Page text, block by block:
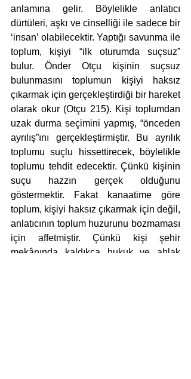
anlamına gelir. Böylelikle anlatıcı
dürtüleri, aşkı ve cinselliği ile sadece bir
‘insan’ olabilecektir. Yaptığı savunma ile
toplum, kişiyi “ilk oturumda suçsuz”
bulur. Önder Otçu kişinin suçsuz
bulunmasını toplumun kişiyi haksız
çıkarmak için gerçekleştirdiği bir hareket
olarak okur (Otçu 215). Kişi toplumdan
uzak durma seçimini yapmış, “önceden
ayrılış”ını gerçekleştirmiştir. Bu ayrılık
toplumu suçlu hissettirecek, böylelikle
toplumu tehdit edecektir. Çünkü kişinin
suçu hazzın gerçek olduğunu
göstermektir. Fakat kanaatime göre
toplum, kişiyi haksız çıkarmak için değil,
anlatıcının toplum huzurunu bozmaması
için affetmiştir. Çünkü kişi şehir
mekânında kaldıkça hukuk ve ahlak